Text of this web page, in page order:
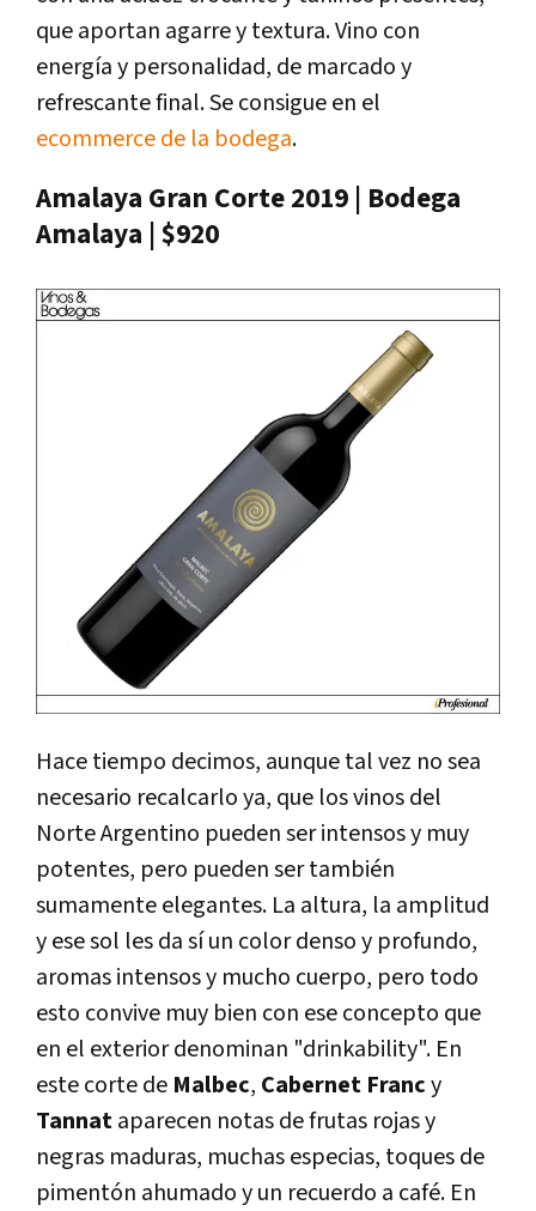
que aportan agarre y textura. Vino con
energía y personalidad, de marcado y
refrescante final. Se consigue en el
ecommerce de la bodega.
Amalaya Gran Corte 2019 | Bodega
Amalaya | $920
Hace tiempo decimos, aunque tal vez no sea
necesario recalcarlo ya, que los vinos del
Norte Argentino pueden ser intensos y muy
potentes, pero pueden ser también
sumamente elegantes. La altura, la amplitud
y ese sol les da sí un color denso y profundo,
aromas intensos y mucho cuerpo, pero todo
esto convive muy bien con ese concepto que
en el exterior denominan "drinkability". En
este corte de Malbec, Cabernet Francy
Tannataparecen notas de frutas rojas y
negras maduras, muchas especias, toques de
pimentón ahumado y un recuerdo a café. En